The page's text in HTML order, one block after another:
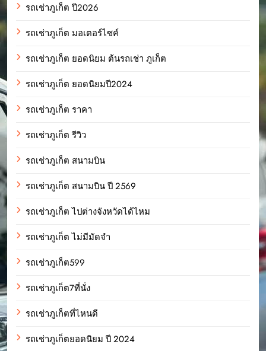
รถเช่าภูเก็ต ปี2026
รถเช่าภูเก็ต มอเตอร์ไซค์
รถเช่าภูเก็ต ยอดนิยม ต้นรถเช่า ภูเก็ต
รถเช่าภูเก็ต ยอดนิยมปี2024
รถเช่าภูเก็ต ราคา
รถเช่าภูเก็ต รีวิว
รถเช่าภูเก็ต สนามบิน
รถเช่าภูเก็ต สนามบิน ปี 2569
รถเช่าภูเก็ต ไปต่างจังหวัดได้ไหม
รถเช่าภูเก็ต ไม่มีมัดจำ
รถเช่าภูเก็ต599
รถเช่าภูเก็ต7ที่นั่ง
รถเช่าภูเก็ตที่ไหนดี
รถเช่าภูเก็ตยอดนิยม ปี 2024